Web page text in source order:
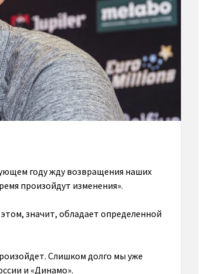
году жду возвращения наших
произойдут изменения».
значит, обладает определенной
Слишком долго мы уже
и «Динамо».